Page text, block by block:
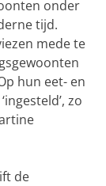
onder
tijd.
mede te
hun eet- en
zo
de